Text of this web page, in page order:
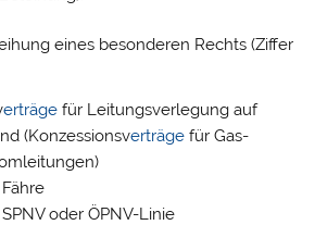
eines besonderen Rechts (Ziffer
erträgefür Leitungsverlegung auf
(Konzessionsverträgefür Gas-
oder ÖPNV-Linie